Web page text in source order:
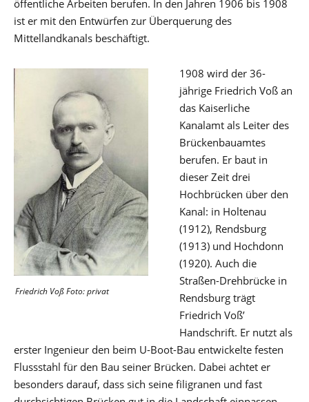
öffentliche Arbeiten berufen. In den Jahren 1906 bis 1908
ist er mit den Entwürfen zur Überquerung des
Mittellandkanals beschäftigt.
Friedrich Voß Foto: privat
1908 wird der 36-
jährige Friedrich Voß an
das Kaiserliche
Kanalamt als Leiter des
Brückenbauamtes
berufen. Er baut in
dieser Zeit drei
Hochbrücken über den
Kanal: in Holtenau
(1912), Rendsburg
(1913) und Hochdonn
(1920). Auch die
Straßen-Drehbrücke in
Rendsburg trägt
Friedrich Voß’
Handschrift. Er nutzt als
erster Ingenieur den beim U-Boot-Bau entwickelte festen
Flussstahl für den Bau seiner Brücken. Dabei achtet er
besonders darauf, dass sich seine filigranen und fast